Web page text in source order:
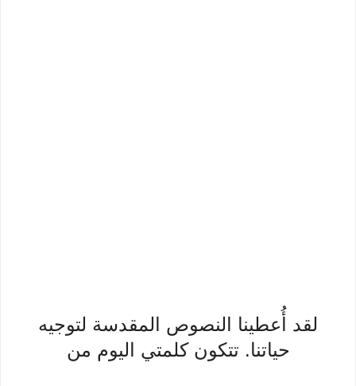
لقد أُعطينا النصوص المقدسة لتوجيه
حياتنا. تتكون كلمتي اليوم من